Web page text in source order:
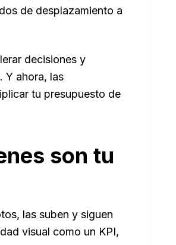
de desplazamiento a
decisiones y
Y ahora, las
tu presupuesto de
son tu
las suben y siguen
visual como un KPI,